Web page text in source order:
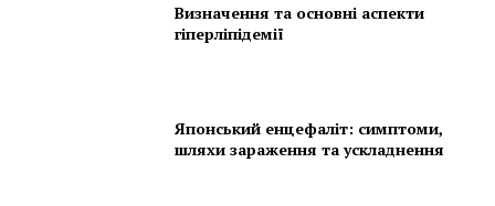
Визначення та основні аспекти
гіперліпідемії
Японський енцефаліт: симптоми,
шляхи зараження та ускладнення